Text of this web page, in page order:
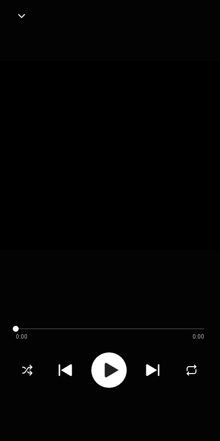
0:00 0:00